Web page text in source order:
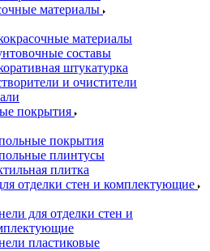
материалы
материалы
составы
штукатурка
и очистители
покрытия
покрытия
плинтусы
плитка
отделки стен и комплектующие
для отделки стен и
пластиковые